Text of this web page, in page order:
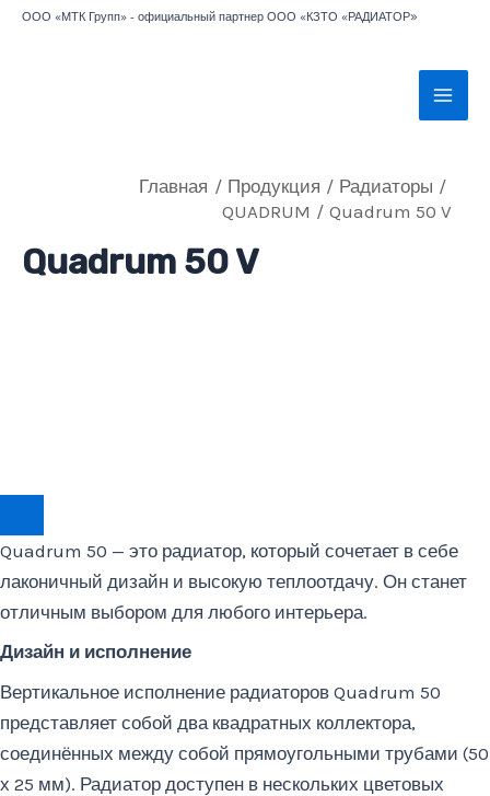
Перейти
ООО «МТК Групп» - официальный партнер ООО «КЗТО «РАДИАТОР»
Главная Продукция
Радиаторы
QUADRUM
Quadrum 50 V
Quadrum 50 V
Quadrum 50 — это радиатор, который сочетает в себе
лаконичный дизайн и высокую теплоотдачу. Он станет
отличным выбором для любого интерьера.
Дизайн и исполнение
Вертикальное исполнение радиаторов Quadrum 50
представляет собой два квадратных коллектора,
соединённых между собой прямоугольными трубами (50
х 25 мм). Радиатор доступен в нескольких цветовых